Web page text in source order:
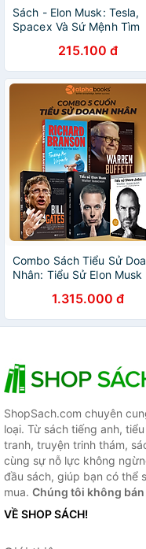
Sách - Elon Musk: Tesla,
Spacex Và Sứ Mệnh Tìm
Sức Tưởng Tượng (Tái Bản
2020)
215.100 đ
Combo Sách Tiểu Sử
Nhân: Tiểu Sử Elon Musk
Sử Bill Gates + Richard
Branson - Người Đi Tìm
+ Warren Buffett - Quá
1.315.000 đ
ShopSach.com chuyên
loại. Từ sách tiếng anh,
tranh, truyện trinh thám,
cùng sự nỗ lực không
đầu sách, giúp bạn có thể
mua. Chúng tôi không bán
VỀ SHOP SÁCH!